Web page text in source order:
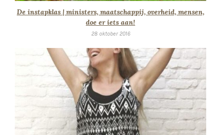
De instapklas | ministers, maatschappij, overheid, mensen,
doe er iets aan!
28 oktober 2016